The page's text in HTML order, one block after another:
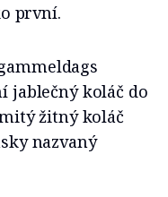
první.
jablečný koláč do
žitný koláč
nazvaný